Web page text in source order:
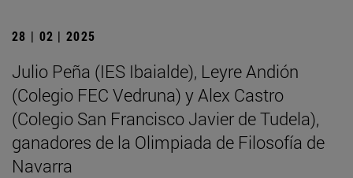
28 | 02 | 2025
Julio Peña (IES Ibaialde), Leyre Andión
(Colegio FEC Vedruna) y Alex Castro
(Colegio San Francisco Javier de Tudela),
ganadores de la Olimpiada de Filosofía de
Navarra